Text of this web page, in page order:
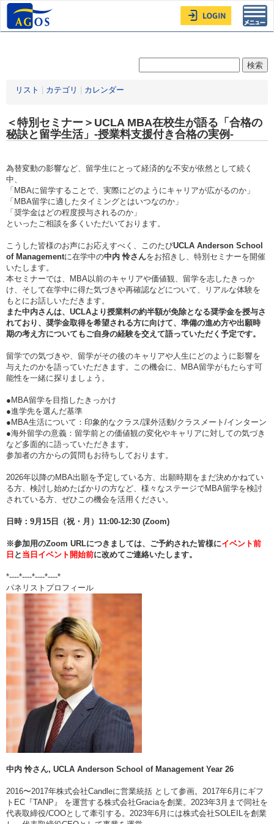
リスト カテゴリ カレンダー
＜特別セミナー＞UCLA MBA在校生が語る「合格の
秘訣と留学生活」-授業料支援付き合格の実例-
為替変動の影響など、留学生にとって経済的な不安が依然として続く
中、
「MBAに留学することで、実際にどのようにキャリアが広がるのか」
「MBA留学に適したタイミングとはいつなのか」
「奨学金はどの程度授与されるのか」
といったご相談を多くいただいております。
こうした皆様のお声にお応えすべく、このたびUCLA Anderson School
of Managementに在学中の中内 怜さんをお招きし、特別セミナーを開催
いたします。
本セミナーでは、MBA以前のキャリアや価値観、留学を志したきっか
け、そして在学中に得た気づきや再確認などについて、リアルな体験を
もとにお話しいただきます。
また中内さんは、UCLAより授業料の約半額が免除となる奨学金を授与さ
れており、奨学金取得を希望される方に向けて、準備の進め方や出願時
期の考え方についてもご自身の経験を交えて語っていただく予定です。
留学での気づきや、留学がその後のキャリアや人生にどのように影響を
与えたのかを語っていただきます。この機会に、MBA留学がもたらす可
能性を一緒に探りましょう。
●MBA留学を目指したきっかけ
●進学先を選んだ基準
●MBA生活について：印象的なクラス/課外活動/クラスメート/インターン
●海外留学の意義：留学前との価値観の変化やキャリアに対しての気づき
など多面的に語っていただきます。
参加者の方からの質問もお待ちしております。
2026年以降のMBA出願を予定している方、出願時期をまだ決めかねてい
る方、検討し始めたばかりの方など、様々なステージでMBA留学を検討
されている方、ぜひこの機会を活用ください。
日時：9月15日（祝・月）11:00-12:30 (Zoom)
※参加用のZoom URLにつきましては、ご予約された皆様にイベント前
日 と 当日イベント開始前に改めてご連絡いたします。
*----*----*----*----*
パネリストプロフィール
中内 怜さん, UCLA Anderson School of Management Year 26
2016〜2017年株式会社Candleに営業統括 として参画。2017年6月にギフ
トEC『TANP』 を運営する株式会社Graciaを創業。2023年3月まで同社を
代表取締役/COOとして牽引する。2023年6月には株式会社SOLEILを創業